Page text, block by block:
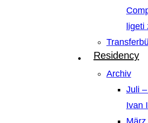
ligeti
Residency
Archiv
Juli
Ivan